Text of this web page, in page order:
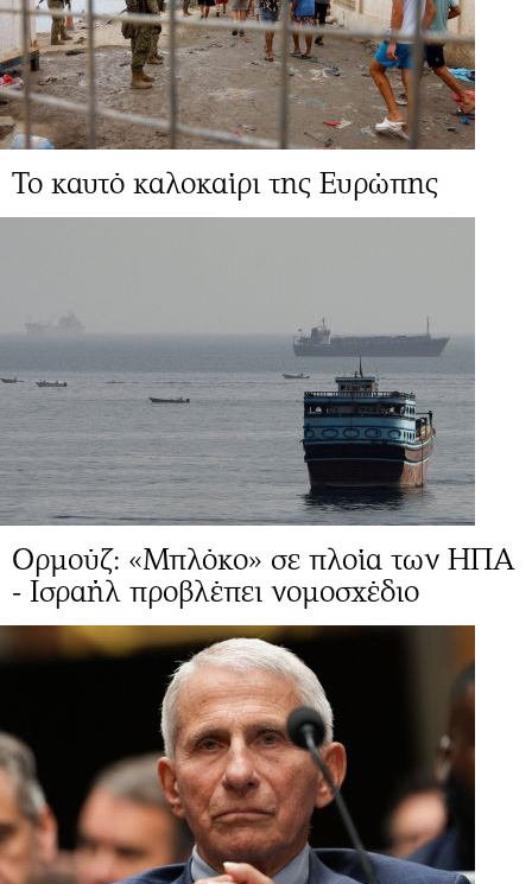
Το καυτό καλοκαίρι της Ευρώπης
Ορμούζ: «Μπλόκο» σε πλοία των ΗΠΑ
- Ισραήλ προβλέπει νομοσχέδιο